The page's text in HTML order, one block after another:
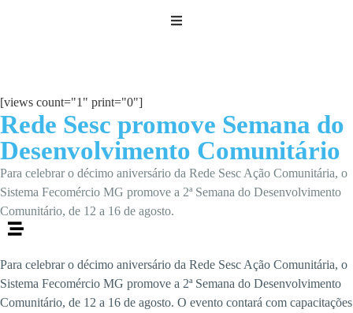
[views count="1" print="0"]
Rede Sesc promove Semana do
Desenvolvimento Comunitário
Para celebrar o décimo aniversário da Rede Sesc Ação Comunitária, o
Sistema Fecomércio MG promove a 2ª Semana do Desenvolvimento
Comunitário, de 12 a 16 de agosto.
Para celebrar o décimo aniversário da Rede Sesc Ação Comunitária, o
Sistema Fecomércio MG promove a 2ª Semana do Desenvolvimento
Comunitário, de 12 a 16 de agosto. O evento contará com capacitações